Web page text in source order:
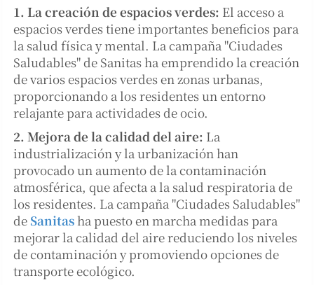
1. La creación de espacios verdes: El acceso a
espacios verdes tiene importantes beneficios para
la salud física y mental. La campaña "Ciudades
Saludables" de Sanitas ha emprendido la creación
de varios espacios verdes en zonas urbanas,
proporcionando a los residentes un entorno
relajante para actividades de ocio.
2. Mejora de la calidad del aire: La
industrialización y la urbanización han
provocado un aumento de la contaminación
atmosférica, que afecta a la salud respiratoria de
los residentes. La campaña "Ciudades Saludables"
de Sanitas ha puesto en marcha medidas para
mejorar la calidad del aire reduciendo los niveles
de contaminación y promoviendo opciones de
transporte ecológico.